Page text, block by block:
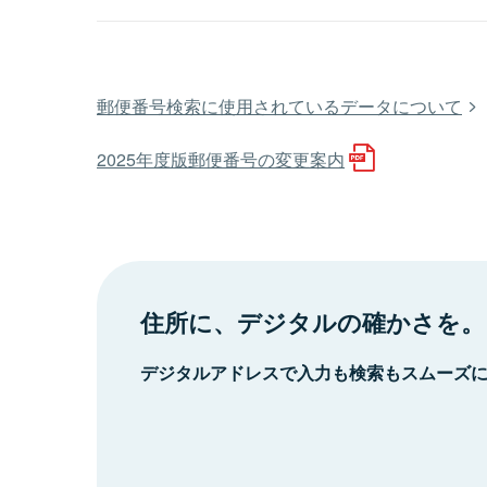
郵便番号検索に使用されているデータについて
2025年度版郵便番号の変更案内
住所に、デジタルの確かさを。
デジタルアドレスで入力も検索もスムーズ